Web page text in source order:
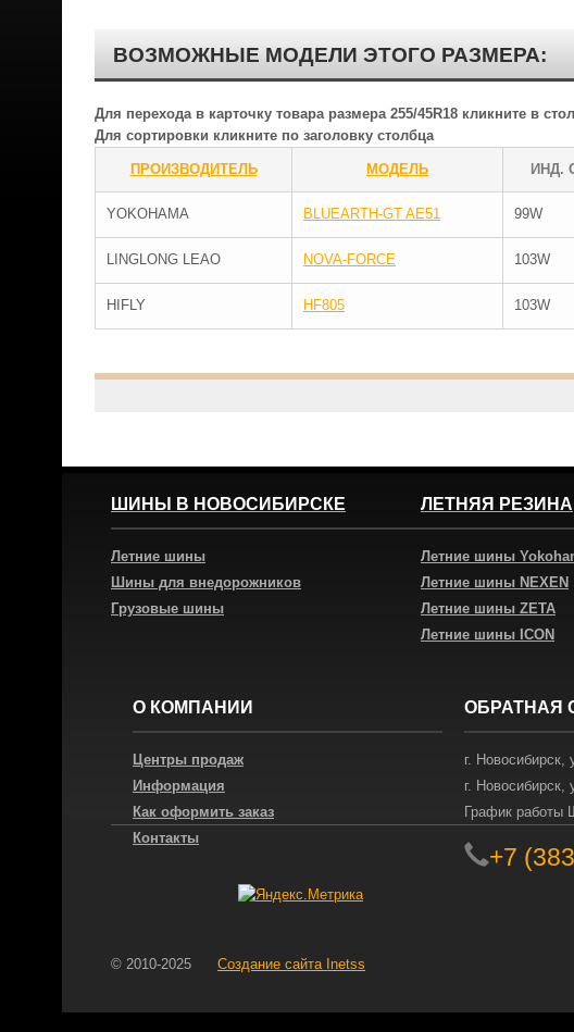
ВОЗМОЖНЫЕ МОДЕЛИ ЭТОГО РАЗМЕРА:
Для перехода в карточку товара размера 255/45R18 кликните в
Для сортировки кликните по заголовку столбца
ПРОИЗВОДИТЕЛЬ МОДЕЛЬ ИНД.
YOKOHAMA BLUEARTH-GT AE51 99W
LINGLONG LEAO NOVA-FORCE 103W
HIFLY HF805 103W
ШИНЫ В НОВОСИБИРСКЕ
Летние шины
Шины для внедорожников
Грузовые шины
ЛЕТНЯЯ РЕЗИНА
Летние шины
Летние шины NEXEN
Летние шины ZETA
Летние шины ICON
О КОМПАНИИ
Центры продаж
Информация
Как оформить заказ
Контакты
ОБРАТНАЯ
г. Новосибирск,
г. Новосибирск,
График работы
+7
© 2010-2025 Создание сайта Inetss